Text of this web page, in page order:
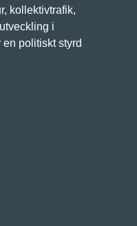
kollektivtrafik,
i
politiskt styrd